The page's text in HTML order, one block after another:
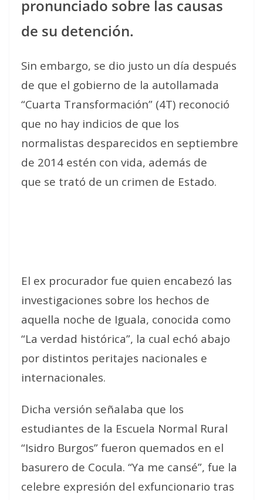
pronunciado sobre las causas
de su detención.
Sin embargo, se dio justo un día después
de que el gobierno de la autollamada
“Cuarta Transformación” (4T) reconoció
que no hay indicios de que los
normalistas desparecidos en septiembre
de 2014 estén con vida, además de
que se trató de un crimen de Estado.
El ex procurador fue quien encabezó las
investigaciones sobre los hechos de
aquella noche de Iguala, conocida como
“La verdad histórica”, la cual echó abajo
por distintos peritajes nacionales e
internacionales.
Dicha versión señalaba que los
estudiantes de la Escuela Normal Rural
“Isidro Burgos” fueron quemados en el
basurero de Cocula. “Ya me cansé”, fue la
celebre expresión del exfuncionario tras